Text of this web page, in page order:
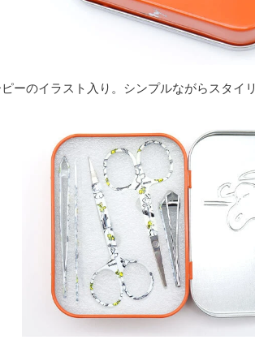
ーのイラスト入り。シンプルながらスタイ